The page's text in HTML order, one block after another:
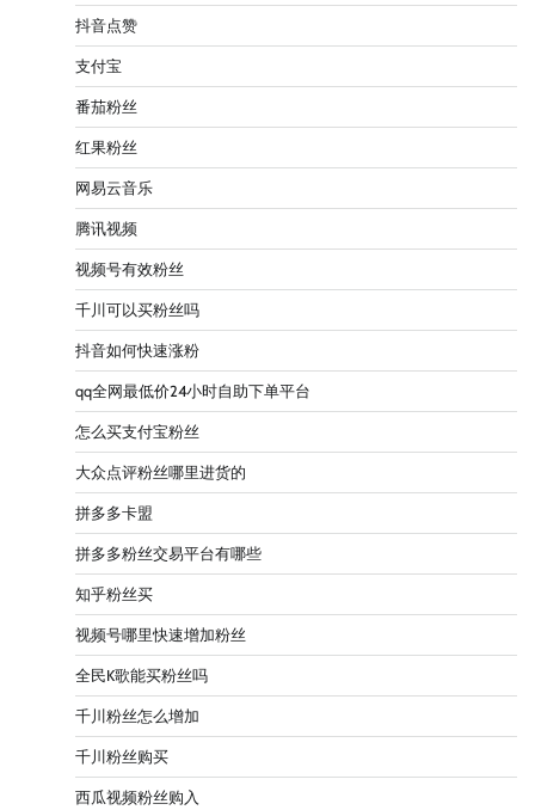
抖音点赞
支付宝
番茄粉丝
红果粉丝
网易云音乐
腾讯视频
视频号有效粉丝
千川可以买粉丝吗
抖音如何快速涨粉
qq全网最低价24小时自助下单平台
怎么买支付宝粉丝
大众点评粉丝哪里进货的
拼多多卡盟
拼多多粉丝交易平台有哪些
知乎粉丝买
视频号哪里快速增加粉丝
全民K歌能买粉丝吗
千川粉丝怎么增加
千川粉丝购买
西瓜视频粉丝购入